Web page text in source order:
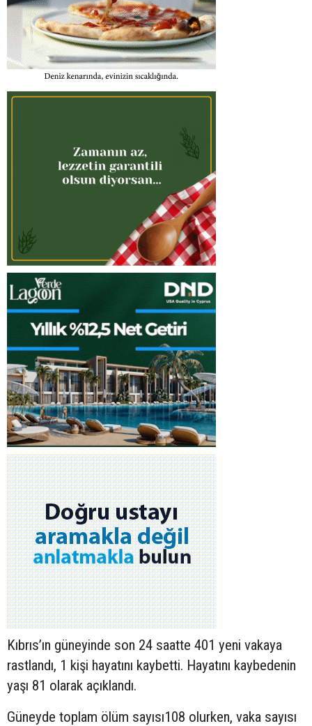
Kıbrıs’ın güneyinde son 24 saatte 401 yeni vakaya
rastlandı, 1 kişi hayatını kaybetti. Hayatını kaybedenin
yaşı 81 olarak açıklandı.
Güneyde toplam ölüm sayısı108 olurken, vaka sayısı